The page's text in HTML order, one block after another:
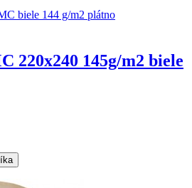
220x240 145g/m2 biele